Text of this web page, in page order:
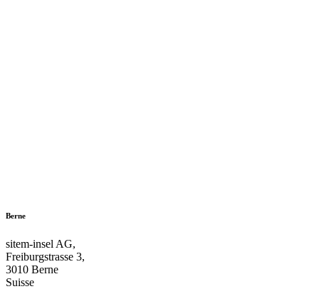
Berne
sitem-insel AG,
Freiburgstrasse 3,
3010 Berne
Suisse